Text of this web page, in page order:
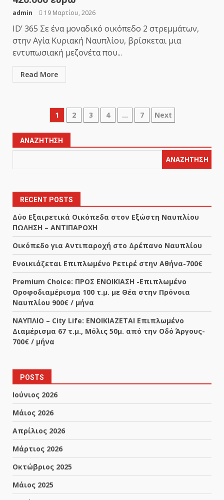
admin 19 Μαρτίου, 2026
ID’ 365 Σε ένα μοναδικό οικόπεδο 2 στρεμμάτων,
στην Αγία Κυριακή Ναυπλίου, βρίσκεται μια
εντυπωσιακή μεζονέτα που...
Read More
Σελιδοποίηση
άρθρων
1 2 3 4 … 7 Next
ΑΝΑΖΉΤΗΣΗ
ΑΝΑΖΉΤΗΣΗ
RECENT POSTS
Δύο Εξαιρετικά Οικόπεδα στον Εξώστη Ναυπλίου
ΠΩΛΗΣΗ – ΑΝΤΙΠΑΡΟΧΗ
Οικόπεδο για Αντιπαροχή στο Δρέπανο Ναυπλίου
Ενοικιάζεται Επιπλωμένο Ρετιρέ στην Αθήνα-700€
Premium Choice: ΠΡΟΣ ΕΝΟΙΚΙΑΣΗ -Επιπλωμένο
Οροφοδιαμέρισμα 100 τ.μ. με Θέα στην Πρόνοια
Ναυπλίου 900€ / μήνα
ΝΑΥΠΛΙΟ – City Life: ΕΝΟΙΚΙΑΖΕΤΑΙ Επιπλωμένο
Διαμέρισμα 67 τ.μ., Μόλις 50μ. από την Οδό Άργους-
700€ / μήνα
POSTS
Ιούνιος 2026
Μάιος 2026
Απρίλιος 2026
Μάρτιος 2026
Οκτώβριος 2025
Μάιος 2025